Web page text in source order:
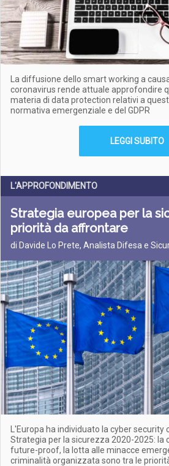
La diffusione dello smart working a
coronavirus rende attuale approfondire
materia di data protection relativi a
normativa emergenziale e del GDPR
LEGGI SUBITO
L'APPROFONDIMENTO
Strategia europea per la
priorità da affrontare
di Davide Lo Prete, Analista Difesa e
L'Europa ha individuato la cyber
Strategia per la sicurezza 2020-2025: la
future-proof, la lotta alle minacce
criminalità organizzata sono tra le